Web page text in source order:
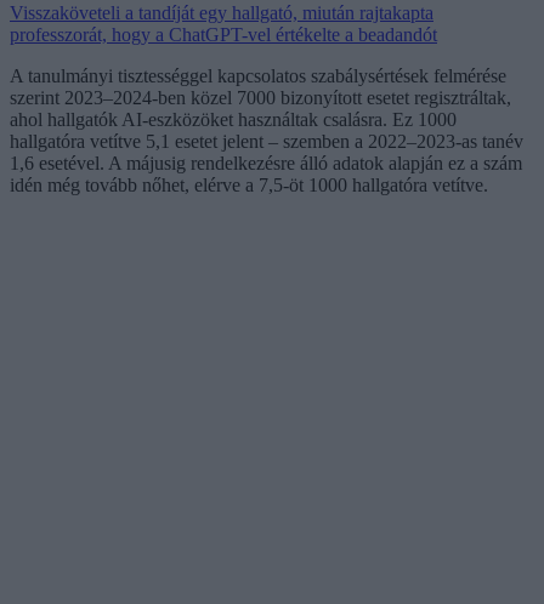
Visszaköveteli a tandíját egy hallgató, miután rajtakapta
professzorát, hogy a ChatGPT-vel értékelte a beadandót
A tanulmányi tisztességgel kapcsolatos szabálysértések felmérése
szerint 2023–2024-ben közel 7000 bizonyított esetet regisztráltak,
ahol hallgatók AI-eszközöket használtak csalásra. Ez 1000
hallgatóra vetítve 5,1 esetet jelent – szemben a 2022–2023-as tanév
1,6 esetével. A májusig rendelkezésre álló adatok alapján ez a szám
idén még tovább nőhet, elérve a 7,5-öt 1000 hallgatóra vetítve.